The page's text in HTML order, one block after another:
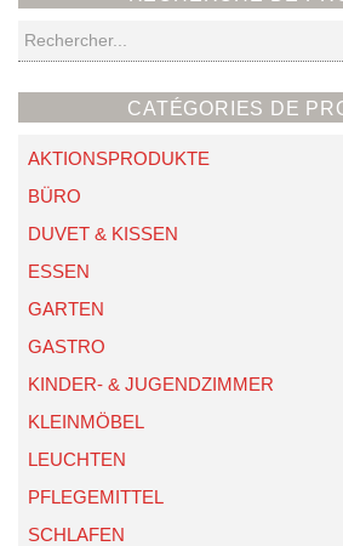
Recherche
CATÉGORIES DE
AKTIONSPRODUKTE
BÜRO
DUVET & KISSEN
ESSEN
GARTEN
GASTRO
KINDER- & JUGENDZIMMER
KLEINMÖBEL
LEUCHTEN
PFLEGEMITTEL
SCHLAFEN